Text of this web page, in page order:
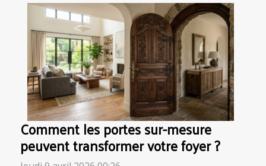
Comment les portes sur-mesure
peuvent transformer votre foyer ?